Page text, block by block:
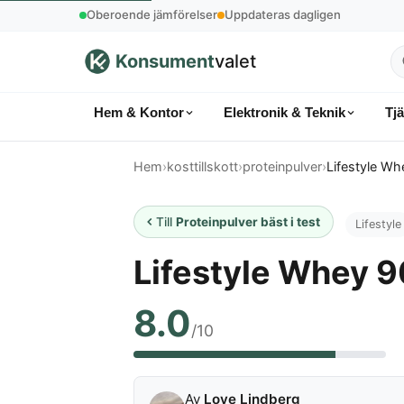
Oberoende jämförelser Uppdateras dagligen
Konsumentvalet
Hem & Kontor Elektronik & Teknik
Hem›kosttillskott›proteinpulver›Lifestyle
TillProteinpulver bäst i test Lifestyle
Lifestyle Whey
8.0/10
Av Love Lindberg